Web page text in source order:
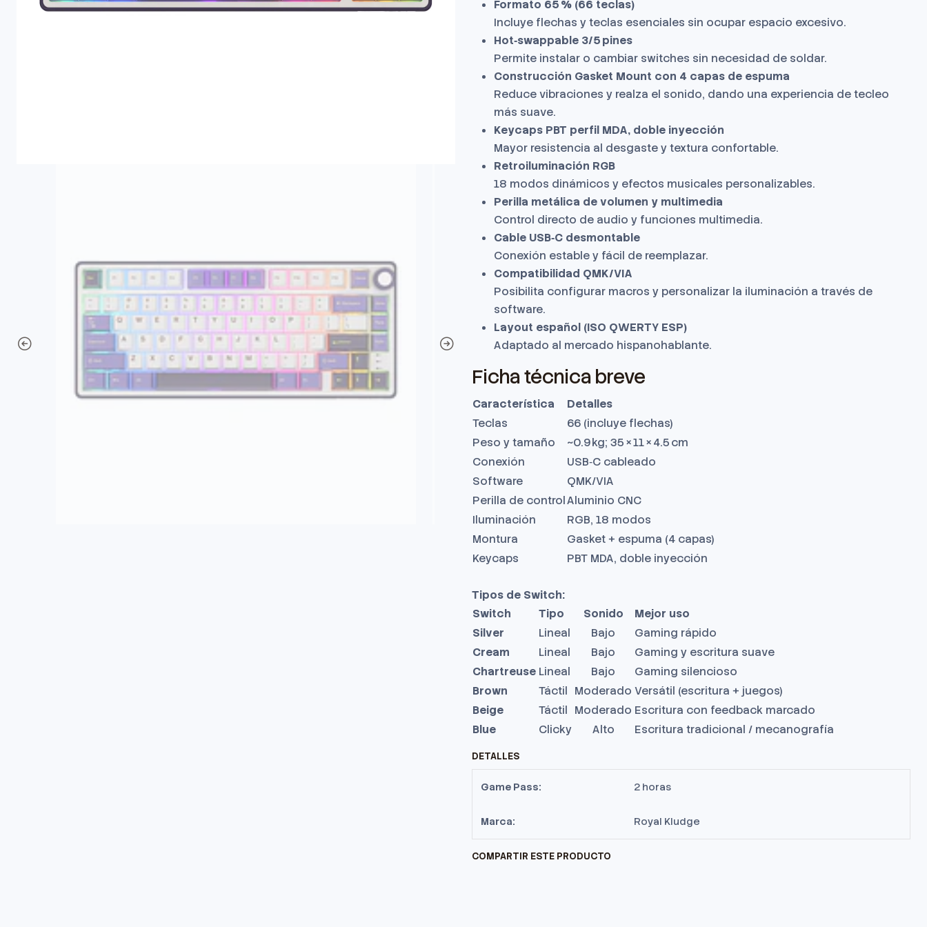
Formato 65 % (66 teclas)
Incluye flechas y teclas esenciales sin ocupar espacio excesivo.
Hot‑swappable 3/5 pines
Permite instalar o cambiar switches sin necesidad de soldar.
Construcción Gasket Mount con 4 capas de espuma
Reduce vibraciones y realza el sonido, dando una experiencia de tecleo
más suave.
Keycaps PBT perfil MDA, doble inyección
Mayor resistencia al desgaste y textura confortable.
Retroiluminación RGB
18 modos dinámicos y efectos musicales personalizables.
Perilla metálica de volumen y multimedia
Control directo de audio y funciones multimedia.
Cable USB‑C desmontable
Conexión estable y fácil de reemplazar.
Compatibilidad QMK/VIA
Posibilita configurar macros y personalizar la iluminación a través de
software.
Layout español (ISO QWERTY ESP)
Adaptado al mercado hispanohablante.
Ficha técnica breve
Característica
Detalles
Teclas
66 (incluye flechas)
Peso y tamaño
~0.9 kg; 35 × 11 × 4.5 cm
Conexión
USB‑C cableado
Software
QMK/VIA
Perilla de controlAluminio CNC
Iluminación
RGB, 18 modos
Montura
Gasket + espuma (4 capas)
Keycaps
PBT MDA, doble inyección
Tipos de Switch:
Switch
Tipo Sonido
Mejor uso
Silver
Lineal Bajo
Gaming rápido
Cream
Lineal Bajo
Gaming y escritura suave
Chartreuse Lineal Bajo
Gaming silencioso
Brown
Táctil Moderado Versátil (escritura + juegos)
Beige
Táctil Moderado Escritura con feedback marcado
Blue
Clicky Alto Escritura tradicional / mecanografía
DETALLES
Game Pass: 2 horas
Marca: Royal Kludge
COMPARTIR ESTE PRODUCTO